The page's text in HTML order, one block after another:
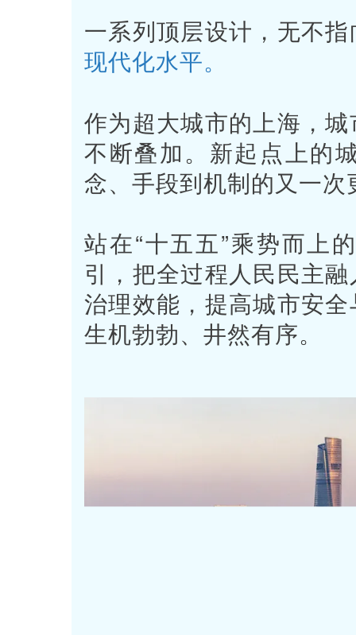
一系列顶层设计，无不
现代化水平。
作为超大城市的上海，
不断叠加。新起点上的
念、手段到机制的又一次
站在“十五五”乘势而上
引，把全过程人民民主
治理效能，提高城市安
生机勃勃、井然有序。